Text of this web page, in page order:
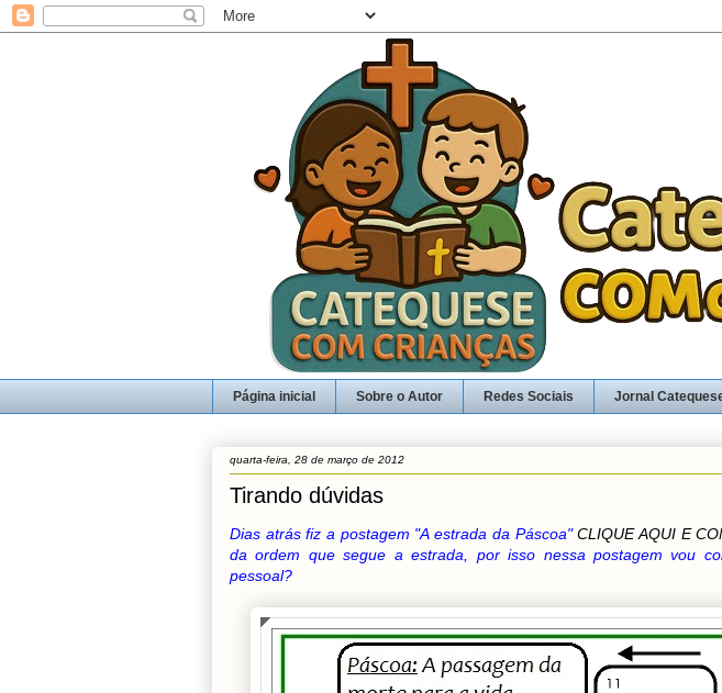
Página inicial Sobre o Autor Redes Sociais Jornal
quarta-feira, 28 de março de 2012
Tirando dúvidas
Dias atrás fiz a postagem "A estrada da Páscoa"CLIQUE AQUI E
da ordem que segue a estrada, por isso nessa postagem vou
pessoal?